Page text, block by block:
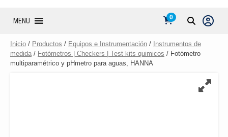
MENU 0
Inicio / Productos / Equipos e Instrumentación / Instrumentos de
medida / Fotómetros | Checkers | Test kits quimicos / Fotómetro
multiparamétrico y pHmetro para aguas, HANNA